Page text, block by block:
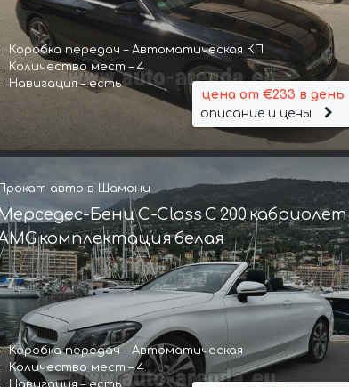
Коробка передач – Автоматическая КП
Количество мест – 4
Навигация – есть
цена от €233 в день
описание и цены
Прокат авто в Шамони
Мерседес-Бенц C-Class C 200 кабриолет
комплектация белая
Коробка передач – Автоматическая
Количество мест – 4
Навигация – есть